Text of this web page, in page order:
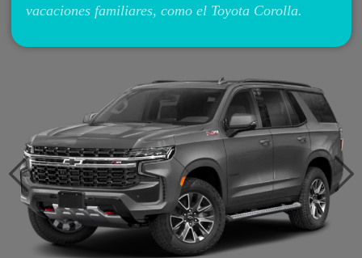
vacaciones familiares, como el Toyota Corolla.
Previous